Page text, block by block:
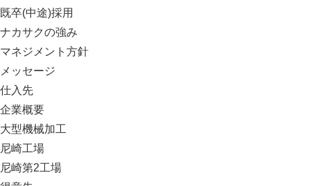
既卒(中途)採用
ナカサクの強み
マネジメント方針
メッセージ
仕入先
企業概要
大型機械加工
尼崎工場
尼崎第2工場